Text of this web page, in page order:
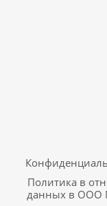
Политика в
данных в ООО